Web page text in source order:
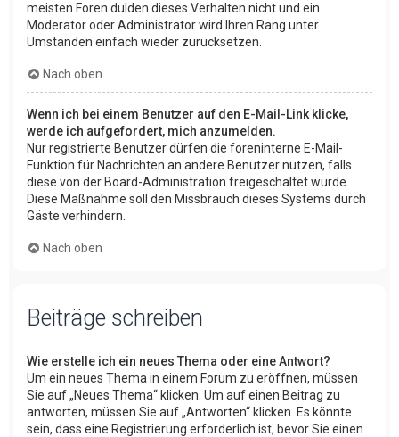
meisten Foren dulden dieses Verhalten nicht und ein
Moderator oder Administrator wird Ihren Rang unter
Umständen einfach wieder zurücksetzen.
Nach oben
Wenn ich bei einem Benutzer auf den E-Mail-Link klicke,
werde ich aufgefordert, mich anzumelden.
Nur registrierte Benutzer dürfen die foreninterne E-Mail-
Funktion für Nachrichten an andere Benutzer nutzen, falls
diese von der Board-Administration freigeschaltet wurde.
Diese Maßnahme soll den Missbrauch dieses Systems durch
Gäste verhindern.
Nach oben
Beiträge schreiben
Wie erstelle ich ein neues Thema oder eine Antwort?
Um ein neues Thema in einem Forum zu eröffnen, müssen
Sie auf „Neues Thema“ klicken. Um auf einen Beitrag zu
antworten, müssen Sie auf „Antworten“ klicken. Es könnte
sein, dass eine Registrierung erforderlich ist, bevor Sie einen